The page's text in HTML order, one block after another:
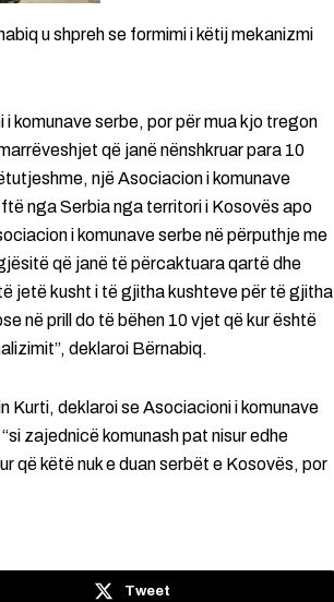
u shpreh se formimi i këtij mekanizmi
komunave serbe, por për mua kjo tregon
që janë nënshkruar para 10
një Asociacion i komunave
nga Serbia nga territori i Kosovës apo
i komunave serbe në përputhje me
që janë të përcaktuara qartë dhe
jetë kusht i të gjitha kushteve për të gjitha
në prill do të bëhen 10 vjet që kur është
deklaroi Bërnabiq.
Kurti, deklaroi se Asociacioni i komunave
zajednicë komunash pat nisur edhe
që këtë nuk e duan serbët e Kosovës, por
Tweet